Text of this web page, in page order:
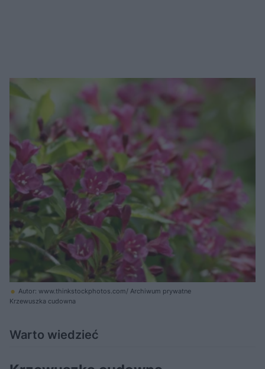
Autor: www.thinkstockphotos.com/ Archiwum prywatne
Krzewuszka cudowna
Warto wiedzieć